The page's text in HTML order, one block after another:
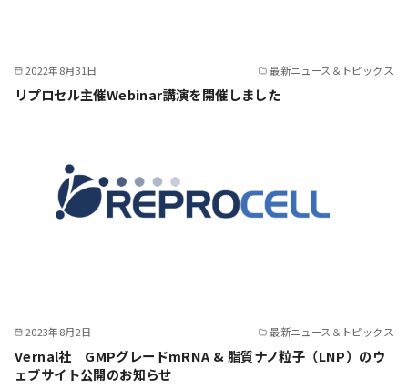
2022年8月31日 最新ニュース＆トピックス
リプロセル主催Webinar講演を開催しました
2023年8月2日 最新ニュース＆トピックス
Vernal社 GMPグレードmRNA & 脂質ナノ粒子（LNP）のウ
ェブサイト公開のお知らせ